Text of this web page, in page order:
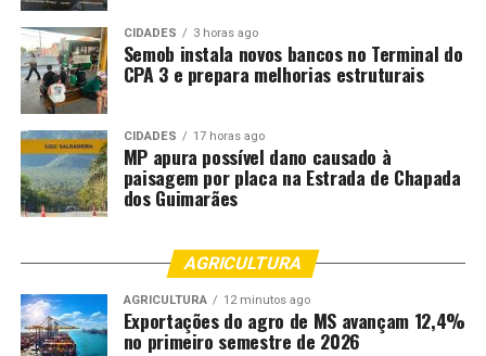
CIDADES 3 horas ago
Semob instala novos bancos no Terminal do
CPA 3 e prepara melhorias estruturais
CIDADES 17 horas ago
MP apura possível dano causado à
paisagem por placa na Estrada de Chapada
dos Guimarães
AGRICULTURA
AGRICULTURA 12 minutos ago
Exportações do agro de MS avançam 12,4%
no primeiro semestre de 2026